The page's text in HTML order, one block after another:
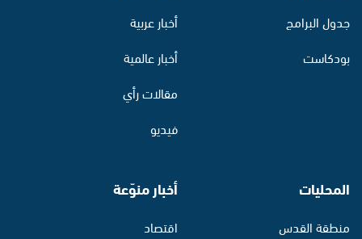
جدول البرامج
بودكاست
أخبار عربية
أخبار عالمية
مقالات رأي
فيديو
المحليات
منطقة القدس
أخبار منوّعة
اقتصاد